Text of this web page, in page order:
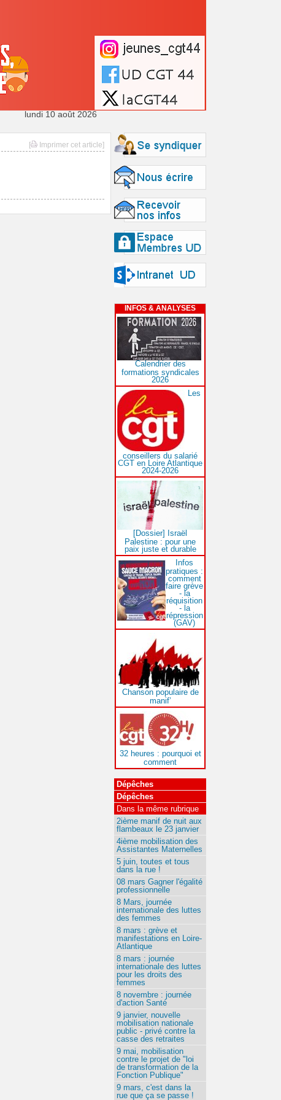
lundi 10 août 2026
[ Imprimer cet article]
INFOS & ANALYSES
Calendrier des
formations syndicales
2026
Les
conseillers du salarié
CGT en Loire Atlantique
2024-2026
[Dossier] Israël
Palestine : pour une
paix juste et durable
Infos
pratiques :
comment
faire grève
- la
réquisition
- la
répression
(GAV)
Chanson populaire de
manif’
32 heures : pourquoi et
comment
Dépêches
Dépêches
Dans la même rubrique
2ième manif de nuit aux
flambeaux le 23 janvier
4ième mobilisation des
Assistantes Maternelles
5 juin, toutes et tous
dans la rue !
08 mars Gagner l'égalité
professionnelle
8 Mars, journée
internationale des luttes
des femmes
8 mars : grève et
manifestations en Loire-
Atlantique
8 mars : journée
internationale des luttes
pour les droits des
femmes
8 novembre : journée
d'action Santé
9 janvier, nouvelle
mobilisation nationale
public - privé contre la
casse des retraites
9 mai, mobilisation
contre le projet de "loi
de transformation de la
Fonction Publique"
9 mars, c'est dans la
rue que ça se passe !